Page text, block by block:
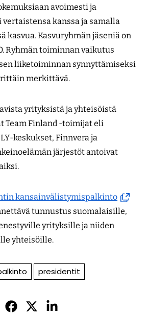
avoimesti ja
kanssa ja samalla
kasvua. Kasvuryhmän jäseniä on
Ryhmän toiminnan vaikutus
liiketoiminnan synnyttämiseksi
merkittävä.
yrityksistä ja yhteisöistä
Team Finland -toimijat eli
keskukset, Finnvera ja
järjestöt antoivat
kansainvälistymispalkinto
uuteen
tunnustus suomalaisille,
yrityksille ja niiden
yhteisöille.
presidentit
Jaa
Jaa
Jaa